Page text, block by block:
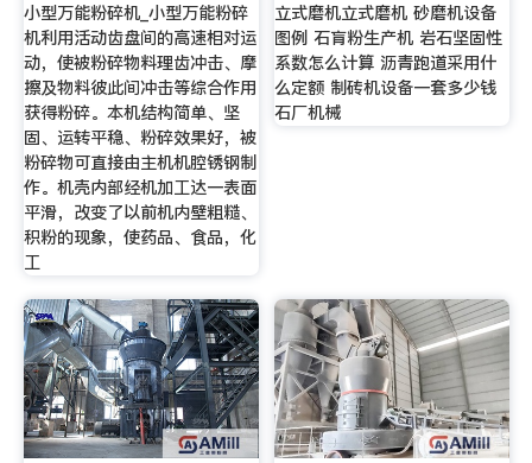
小型万能粉碎机_小型万能粉碎
机利用活动齿盘间的高速相对运
动，使被粉碎物料理齿冲击、摩
擦及物料彼此间冲击等综合作用
获得粉碎。本机结构简单、坚
固、运转平稳、粉碎效果好，被
粉碎物可直接由主机机腔锈钢制
作。机壳内部经机加工达一表面
平滑，改变了以前机内壁粗糙、
积粉的现象，使药品、食品，化
工
立式磨机立式磨机 砂磨机设备
图例 石肓粉生产机 岩石坚固性
系数怎么计算 沥青跑道采用什
么定额 制砖机设备一套多少钱
石厂机械